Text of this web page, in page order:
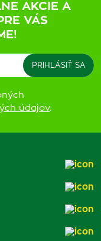
AKCIE A
VÁS
údajov.